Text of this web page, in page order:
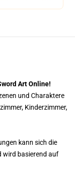
Art Online!
und Charaktere
Kinderzimmer,
kann sich die
wird basierend auf